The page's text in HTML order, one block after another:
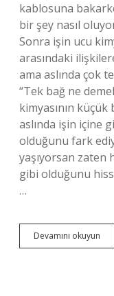
kablosuna
bir şey nasıl
Sonra işin ucu
arasındaki
ama aslında çok
“Tek bağ ne
kimyasının
aslında işin içine
olduğunu fark
yaşıyorsan zaten
gibi olduğunu
…
Devamını okuyun
bağ